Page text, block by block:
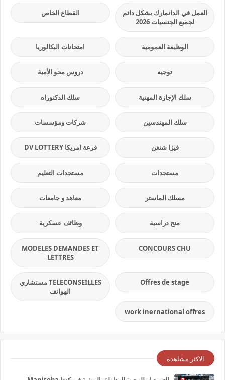
العمل في الدانمارك بشكل دائم
لجميع الجنسيات 2026
القطاع الخاص
الوظيفة العمومية امتحانات البكالوريا
توجيه دروس محو الأمية
سلك الإجازة المهنية سلك الدكتوراه
سلك المهندسين شركات ومؤسسات
فيزا شنغن قرعة امريكا DV LOTTERY
مستجدات مستجدات التعليم
مسلك الماستر معاهد و جامعات
منح دراسية وظائف عسكرية
CONCOURS CHU
MODELES DEMANDES ET
LETTRES
Offres de stage
TELECONSEILLES مستشاري
الهواتف
work inernational offres
الاكثر مشاهدة